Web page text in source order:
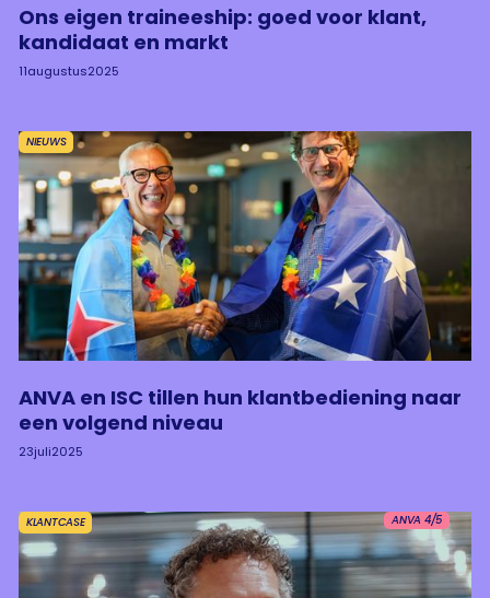
Ons eigen traineeship: goed voor klant,
kandidaat en markt
11augustus2025
NIEUWS
ANVA en ISC tillen hun klantbediening naar
een volgend niveau
23juli2025
ANVA 4/5
KLANTCASE